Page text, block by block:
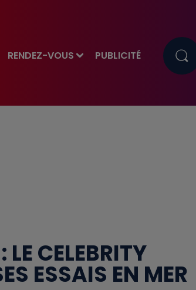
RENDEZ-VOUS PUBLICITÉ
CELEBRITY
ESSAIS EN MER